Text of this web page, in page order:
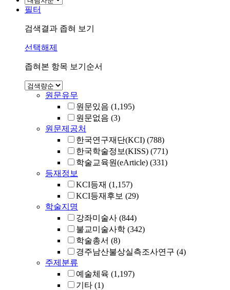
필터
검색결과 좁혀 보기
선택해제
좁혀본 항목 보기순서
원문유무
원문있음 (1,195)
원문없음 (3)
원문제공처
한국연구재단(KCI) (788)
한국학술정보(KISS) (771)
학술교육원(eArticle) (331)
등재정보
KCI등재 (1,157)
KCI등재후보 (29)
학술지명
강좌미술사 (844)
불교미술사학 (342)
학술총서 (8)
경주남산불상실측조사연구 (4)
주제분류
예술체육 (1,197)
기타 (1)